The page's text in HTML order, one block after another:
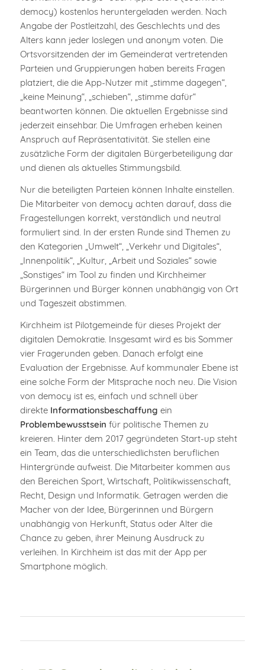
democy) kostenlos heruntergeladen werden. Nach
Angabe der Postleitzahl, des Geschlechts und des
Alters kann jeder loslegen und anonym voten. Die
Ortsvorsitzenden der im Gemeinderat vertretenden
Parteien und Gruppierungen haben bereits Fragen
platziert, die die App-Nutzer mit „stimme dagegen“,
„keine Meinung“, „schieben“, „stimme dafür“
beantworten können. Die aktuellen Ergebnisse sind
jederzeit einsehbar. Die Umfragen erheben keinen
Anspruch auf Repräsentativität. Sie stellen eine
zusätzliche Form der digitalen Bürgerbeteiligung dar
und dienen als aktuelles Stimmungsbild.
Nur die beteiligten Parteien können Inhalte einstellen.
Die Mitarbeiter von democy achten darauf, dass die
Fragestellungen korrekt, verständlich und neutral
formuliert sind. In der ersten Runde sind Themen zu
den Kategorien „Umwelt“, „Verkehr und Digitales“,
„Innenpolitik“, „Kultur, „Arbeit und Soziales“ sowie
„Sonstiges“ im Tool zu finden und Kirchheimer
Bürgerinnen und Bürger können unabhängig von Ort
und Tageszeit abstimmen.
Kirchheim ist Pilotgemeinde für dieses Projekt der
digitalen Demokratie. Insgesamt wird es bis Sommer
vier Fragerunden geben. Danach erfolgt eine
Evaluation der Ergebnisse. Auf kommunaler Ebene ist
eine solche Form der Mitsprache noch neu. Die Vision
von democy ist es, einfach und schnell über
direkte Informationsbeschaffung ein
Problembewusstsein für politische Themen zu
kreieren. Hinter dem 2017 gegründeten Start-up steht
ein Team, das die unterschiedlichsten beruflichen
Hintergründe aufweist. Die Mitarbeiter kommen aus
den Bereichen Sport, Wirtschaft, Politikwissenschaft,
Recht, Design und Informatik. Getragen werden die
Macher von der Idee, Bürgerinnen und Bürgern
unabhängig von Herkunft, Status oder Alter die
Chance zu geben, ihrer Meinung Ausdruck zu
verleihen. In Kirchheim ist das mit der App per
Smartphone möglich.